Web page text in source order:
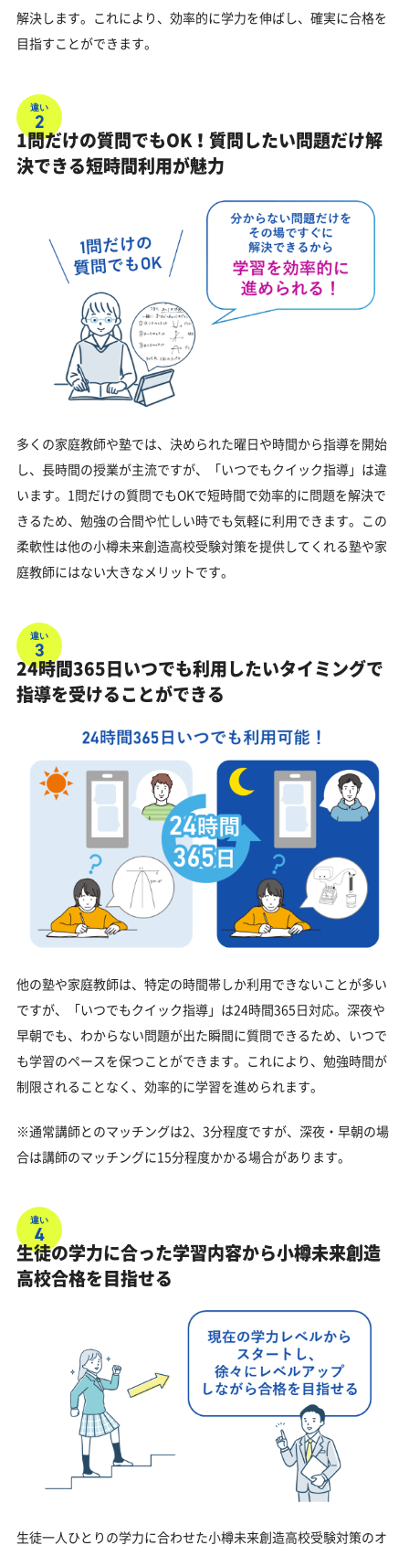
解決します。これにより、効率的に学力を伸ばし、確実に合格を
目指すことができます。
違い
2
1問だけの質問でもOK！質問したい問題だけ解
決できる短時間利用が魅力
多くの家庭教師や塾では、決められた曜日や時間から指導を開始
し、長時間の授業が主流ですが、「いつでもクイック指導」は違
います。1問だけの質問でもOKで短時間で効率的に問題を解決で
きるため、勉強の合間や忙しい時でも気軽に利用できます。この
柔軟性は他の小樽未来創造高校受験対策を提供してくれる塾や家
庭教師にはない大きなメリットです。
違い
3
24時間365日いつでも利用したいタイミングで
指導を受けることができる
他の塾や家庭教師は、特定の時間帯しか利用できないことが多い
ですが、「いつでもクイック指導」は24時間365日対応。深夜や
早朝でも、わからない問題が出た瞬間に質問できるため、いつで
も学習のペースを保つことができます。これにより、勉強時間が
制限されることなく、効率的に学習を進められます。
※通常講師とのマッチングは2、3分程度ですが、深夜・早朝の場
合は講師のマッチングに15分程度かかる場合があります。
違い
4
生徒の学力に合った学習内容から小樽未来創造
高校合格を目指せる
生徒一人ひとりの学力に合わせた小樽未来創造高校受験対策のオ